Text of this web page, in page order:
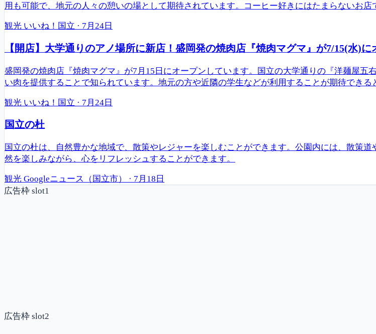
用も可能で、地元の人々の憩いの場として期待されています。コーヒー好きにはたまらないお店
観光 いいね！国立 · 7月24日
【開店】大学通りのアノ場所に新店！盛岡発の焼肉店『焼肉マグマ』が7/15(水)
盛岡発の焼肉店『焼肉マグマ』が7月15日にオープンしています。国立の大学通りの『洋麺屋
い肉を提供することで知られています。地元の方や近隣の学生などが利用することが期待できる
観光 いいね！国立 · 7月24日
国立の杜
国立の杜は、自然豊かな地域で、散策やレジャーを楽しむことができます。公園内には、散策
然を楽しみながら、心をリフレッシュすることができます。
観光 Googleニュース（国立市） · 7月18日
広告枠 slot1
広告枠 slot2